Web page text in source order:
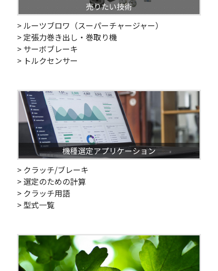
売りたい技術
> ルーツブロワ（スーパーチャージャー）
> 定張力巻き出し・巻取り機
> サーボブレーキ
> トルクセンサー
機種選定アプリケーション
> クラッチ/ブレーキ
> 選定のための計算
> クラッチ用語
> 型式一覧